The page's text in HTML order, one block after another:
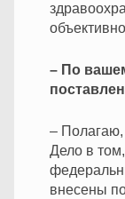
– По
– Полагаю,
Дело в
внесены